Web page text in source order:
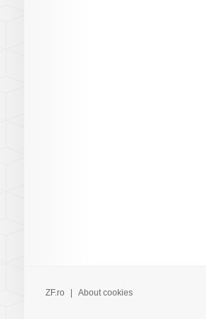
ZF.ro | About cookies